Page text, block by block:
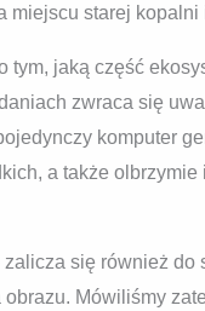
miejscu starej
tym, jaką część
zwraca się
komputer
a także
się również do
Mówiliśmy